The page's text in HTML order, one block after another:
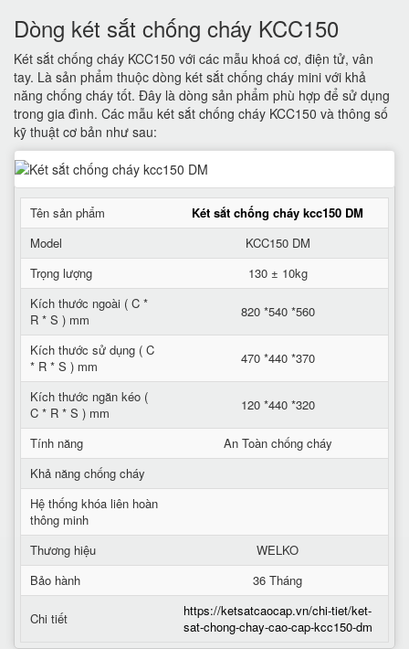
Dòng két sắt chống cháy KCC150
Két sắt chống cháy KCC150 với các mẫu khoá cơ, điện tử, vân
tay. Là sản phẩm thuộc dòng két sắt chống cháy mini với khả
năng chống cháy tốt. Đây là dòng sản phẩm phù hợp để sử dụng
trong gia đình. Các mẫu két sắt chống cháy KCC150 và thông số
kỹ thuật cơ bản như sau:
Tên sản phẩm
Két sắt chống cháy kcc150 DM
Model
KCC150 DM
Trọng lượng
130 ± 10kg
Kích thước ngoài ( C *
R * S ) mm
820 *540 *560
Kích thước sử dụng ( C
* R * S ) mm
470 *440 *370
Kích thước ngăn kéo (
C * R * S ) mm
120 *440 *320
Tính năng
An Toàn chống cháy
Khả năng chống cháy
Hệ thống khóa liên hoàn
thông minh
Thương hiệu
WELKO
Bảo hành
36 Tháng
Chi tiết
https://ketsatcaocap.vn/chi-tiet/ket-
sat-chong-chay-cao-cap-kcc150-dm